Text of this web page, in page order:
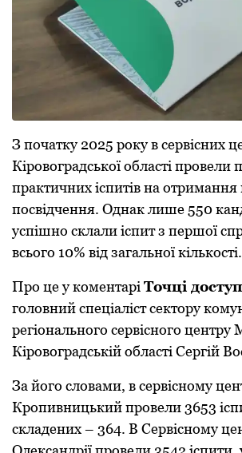
З початку 2025 року в сервісних
Кіровоградської області провели
практичних іспитів на отримання
посвідчення. Однак лише 550
успішно склали іспит з першої
всього 10% від загальної кількості.
Про це у коментарі Точці
головний спеціаліст сектору
регіонального сервісного
Кіровоградській області Сергій
За його словами, в сервісному
Кропивницький провели 3653
складених – 364. В Сервісному